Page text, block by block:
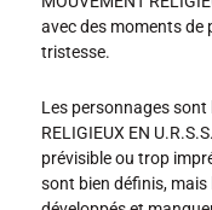
avec des moments de
tristesse.
Les personnages sont
RELIGIEUX EN
prévisible ou trop
sont bien définis,